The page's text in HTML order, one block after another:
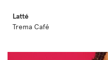
Latté
Trema Café